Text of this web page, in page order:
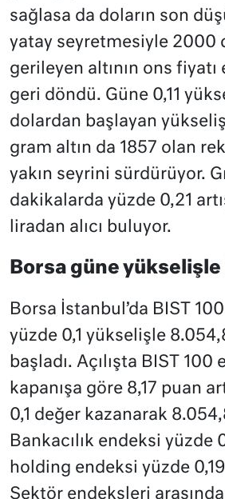
sağlasa da doların son
yatay seyretmesiyle 2000
gerileyen altının ons
geri döndü. Güne 0,11
dolardan başlayan
gram altın da 1857 olan
yakın seyrini sürdürüyor.
dakikalarda yüzde 0,21
liradan alıcı buluyor.
Borsa güne yükselişle
Borsa İstanbul’da BIST
yüzde 0,1 yükselişle
başladı. Açılışta BIST
kapanışa göre 8,17 puan
0,1 değer kazanarak
Bankacılık endeksi yüzde
holding endeksi yüzde
Sektör endeksleri